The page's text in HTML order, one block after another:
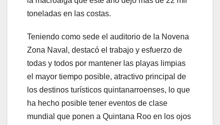
toneladas en las costas.
Teniendo como sede el auditorio de la Novena
Zona Naval, destacó el trabajo y esfuerzo de
todas y todos por mantener las playas limpias
el mayor tiempo posible, atractivo principal de
los destinos turísticos quintanarroenses, lo que
ha hecho posible tener eventos de clase
mundial que ponen a Quintana Roo en los ojos